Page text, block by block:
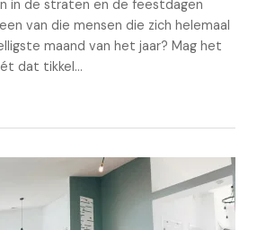
in de straten en de feestdagen
van die mensen die zich helemaal
maand van het jaar? Mag het
dat tikkel...